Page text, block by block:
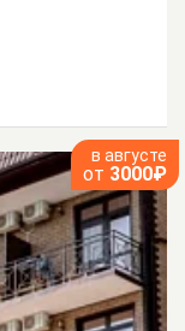
в августе
от 3000₽